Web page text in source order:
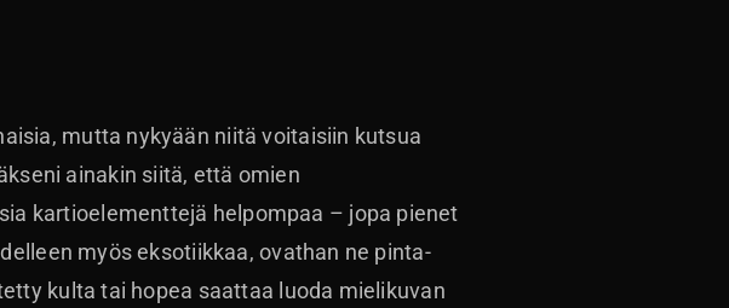
mutta nykyään niitä voitaisiin kutsua
ainakin siitä, että omien
kartioelementtejä helpompaa – jopa pienet
myös eksotiikkaa, ovathan ne pinta-
kulta tai hopea saattaa luoda mielikuvan